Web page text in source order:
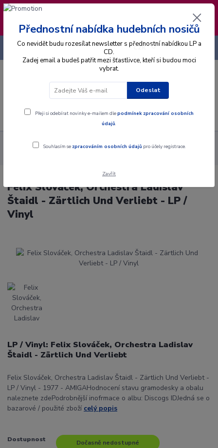
❣️ Od 4.8. do 13.8. čerpám dovolenou. Datum
expedice objednávek se posouvá na pátek
14.8.2026 🐋
Menu
CZK
+420 725 736 293
Alba Gramodesky
Felix Slováček, Orchestra Ladislav Štaidl -
Felix Slováček, Orchestra Ladislav
Štaidl - Zärtlich Und Verliebt - LP /
Vinyl
LP / Vinyl: Felix Slováček, Orchestra Ladislav
Štaidl - Zärtlich Und Verliebt
Felix Slováček, Orchestra Ladislav Štaidl - Zärtlich Und Verliebt -
LP / Vinyl - 1977 - AMIGAHodnocení stavu gramodesky a obalu
naleznete zdePodrobnější inofrmace o albu: Discogs IDJedná se o
bazarové / použité zboží celý popis
Dostupnost Dočasně nedostupné
Přednostní nabídka hudebních nosičů
Co nevidět budu rozesílat newsletter s přednostní nabídkou LP a
CD.
Zadej email a budeš patřit mezi šťastlivce, kteří si budou moci
vybrat.
Odeslat
Přeji si odebírat novinky e-mailem dlepodmínek zpracování osobních
údajů.
Souhlasím se zpracováním osobních údajů pro účely registrace.
Zavřít